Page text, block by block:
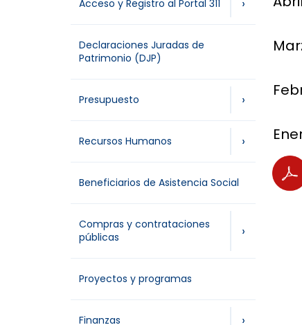
Acceso y Registro al Portal 311 ›
Declaraciones Juradas de
Patrimonio (DJP)
Presupuesto ›
Recursos Humanos ›
Beneficiarios de Asistencia Social
Compras y contrataciones
públicas
›
Proyectos y programas
Finanzas ›